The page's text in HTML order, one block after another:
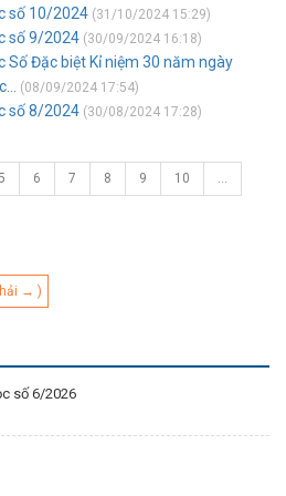
số 10/2024 (31/10/2024 15:29)
số 9/2024 (30/09/2024 16:18)
Số Đặc biệt Kỉ niệm 30 năm ngày
(08/09/2024 17:54)
số 8/2024 (30/08/2024 17:28)
5 6 7 8 9 10 …
→ )
số 6/2026